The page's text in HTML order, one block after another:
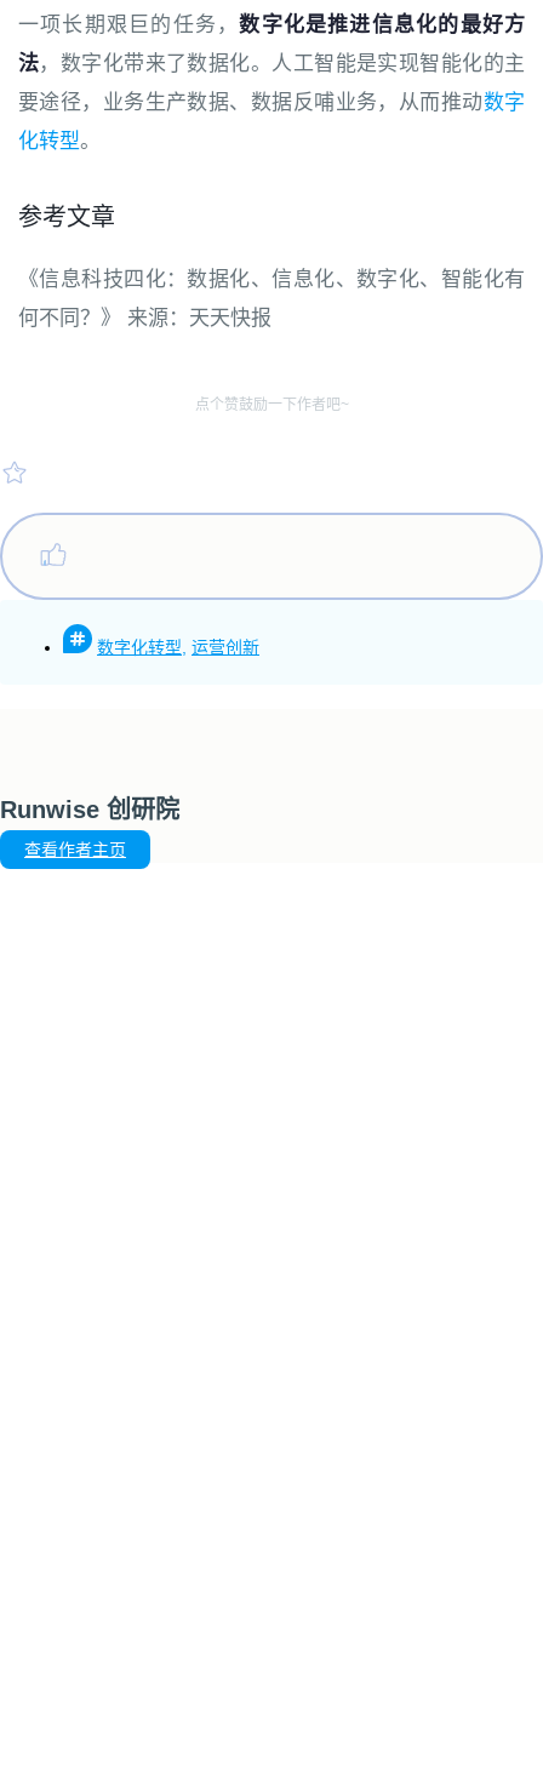
一项长期艰巨的任务，数字化是推进信息化的最好方
法，数字化带来了数据化。人工智能是实现智能化的主
要途径，业务生产数据、数据反哺业务，从而推动数字
化转型。
参考文章
《信息科技四化：数据化、信息化、数字化、智能化有
何不同？》 来源：天天快报
点个赞鼓励一下作者吧~
数字化转型 运营创新
Runwise 创研院
查看作者主页